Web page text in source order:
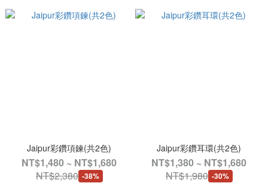
Jaipur彩鑽項鍊(共2色)
NT$1,480 ~ NT$1,680
NT$2,380 -38%
Jaipur彩鑽耳環(共2色)
NT$1,380 ~ NT$1,680
NT$1,980 -30%